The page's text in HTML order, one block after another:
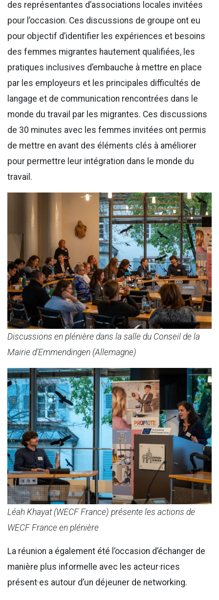
des représentantes d’associations locales invitées
pour l’occasion. Ces discussions de groupe ont eu
pour objectif d’identifier les expériences et besoins
des femmes migrantes hautement qualifiées, les
pratiques inclusives d’embauche à mettre en place
par les employeurs et les principales difficultés de
langage et de communication rencontrées dans le
monde du travail par les migrantes. Ces discussions
de 30 minutes avec les femmes invitées ont permis
de mettre en avant des éléments clés à améliorer
pour permettre leur intégration dans le monde du
travail.
Discussions en plénière dans la salle du Conseil de la
Mairie d’Emmendingen (Allemagne)
Léah Khayat (WECF France) présente les actions de
WECF France en plénière
La réunion a également été l’occasion d’échanger de
manière plus informelle avec les acteur·rices
présent·es autour d’un déjeuner de networking.